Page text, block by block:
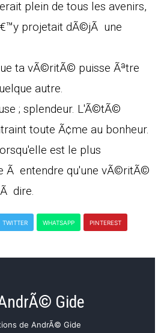
plein de tous les avenirs,
projetait dÃ©jÃ une
ta vÃ©ritÃ© puisse Ãªtre
autre.
; splendeur. L'Ã©tÃ©
toute Ã¢me au bonheur.
est le plus
Ã entendre qu'une vÃ©ritÃ©
dire.
TWITTER WHATSAPP PINTEREST
Gide
de AndrÃ© Gide